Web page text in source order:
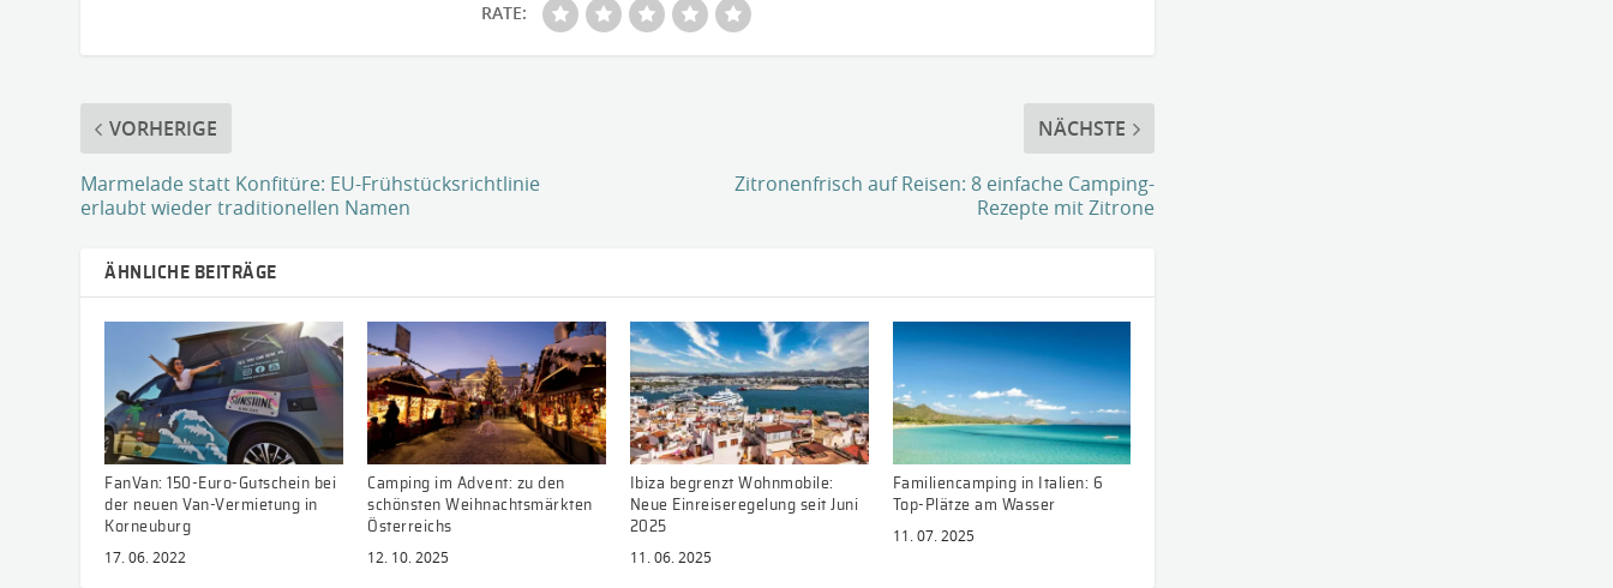
RATE:
VORHERIGE
Marmelade statt Konfitüre: EU-Frühstücksrichtlinie
erlaubt wieder traditionellen Namen
NÄCHSTE
Zitronenfrisch auf Reisen: 8 einfache Camping-
Rezepte mit Zitrone
ÄHNLICHE BEITRÄGE
FanVan: 150-Euro-Gutschein bei
der neuen Van-Vermietung in
Korneuburg
17. 06. 2022
Camping im Advent: zu den
schönsten Weihnachtsmärkten
Österreichs
12. 10. 2025
Ibiza begrenzt Wohnmobile:
Neue Einreiseregelung seit Juni
2025
11. 06. 2025
Familiencamping in Italien: 6
Top-Plätze am Wasser
11. 07. 2025